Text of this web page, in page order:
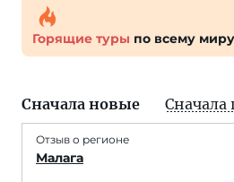
Горящие туры по всему миру
Сначала новые Сначала
Отзыв о регионе
Малага